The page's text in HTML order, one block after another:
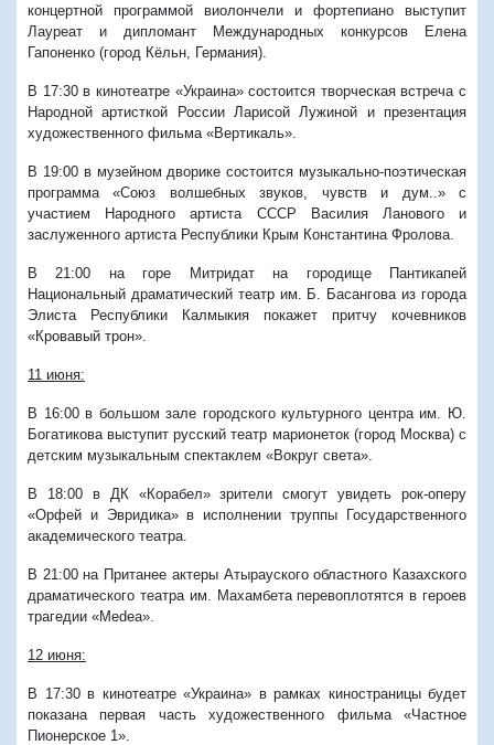
концертной программой виолончели и фортепиано выступит
Лауреат и дипломант Международных конкурсов Елена
Гапоненко (город Кёльн, Германия).
В 17:30 в кинотеатре «Украина» состоится творческая встреча с
Народной артисткой России Ларисой Лужиной и презентация
художественного фильма «Вертикаль».
В 19:00 в музейном дворике состоится музыкально-поэтическая
программа «Союз волшебных звуков, чувств и дум..» с
участием Народного артиста СССР Василия Ланового и
заслуженного артиста Республики Крым Константина Фролова.
В 21:00 на горе Митридат на городище Пантикапей
Национальный драматический театр им. Б. Басангова из города
Элиста Республики Калмыкия покажет притчу кочевников
«Кровавый трон».
11 июня:
В 16:00 в большом зале городского культурного центра им. Ю.
Богатикова выступит русский театр марионеток (город Москва) с
детским музыкальным спектаклем «Вокруг света».
В 18:00 в ДК «Корабел» зрители смогут увидеть рок-оперу
«Орфей и Эвридика» в исполнении труппы Государственного
академического театра.
В 21:00 на Пританее актеры Атырауского областного Казахского
драматического театра им. Махамбета перевоплотятся в героев
трагедии «Medea».
12 июня:
В 17:30 в кинотеатре «Украина» в рамках киностраницы будет
показана первая часть художественного фильма «Частное
Пионерское 1».